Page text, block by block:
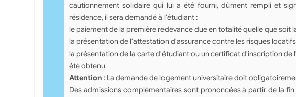
cautionnement solidaire qui lui a été fourni, dûment rempli et
résidence, il sera demandé à l'étudiant :
le paiement de la première redevance due en totalité quelle que soit
la présentation de l'attestation d'assurance contre les risques
la présentation de la carte d'étudiant ou un certificat d'inscription de
été obtenu
Attention : La demande de logement universitaire doit
Des admissions complémentaires sont prononcées à partir de la